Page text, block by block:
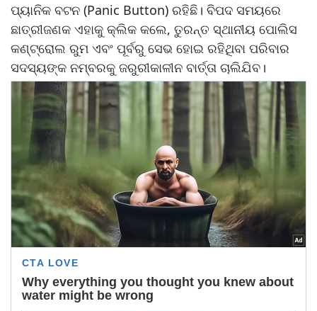
ପ୍ୟାନିକ ବଟନ (Panic Button) ରହିଛି। ବିପଦ ସମୟରେ
ଛାତ୍ରୀଜଣକ ଏହାକୁ କ୍ଲିକ କଲେ, ତୁରନ୍ତ ସ୍ଥାନୀୟ ପୋଲିସ
କଣ୍ଟ୍ରୋଲ ରୁମ ଏବଂ ପୂର୍ବରୁ ସେଭ ହୋଇ ରହିଥିବା ପରିବାର
ସଦସ୍ୟଙ୍କ ନମ୍ବରକୁ ଜରୁରୀକାଳୀନ ବାର୍ତ୍ତା ଚାଲିଯିବ।